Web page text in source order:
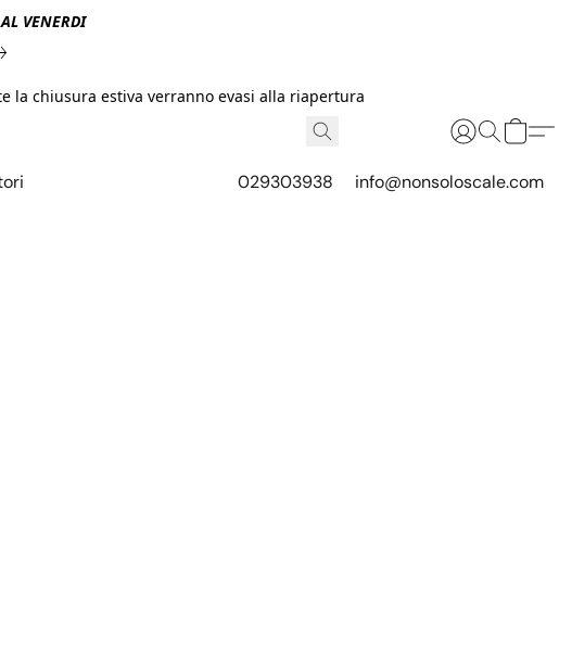
VENERDI
chiusura estiva verranno evasi alla riapertura
029303938 info@nonsoloscale.com